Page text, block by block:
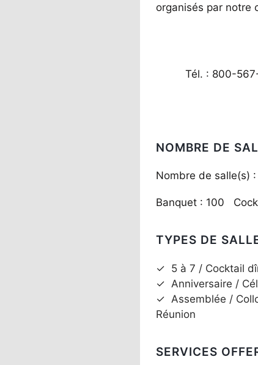
organisés par notre
Tél. : 800-
NOMBRE DE
Nombre de salle(s)
Banquet : 100
TYPES DE
✓ 5 à 7 / Cocktail
✓ Anniversaire /
✓ Assemblée /
Réunion
SERVICES